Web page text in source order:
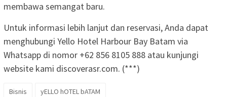
membawa semangat baru.
Untuk informasi lebih lanjut dan reservasi, Anda dapat
menghubungi Yello Hotel Harbour Bay Batam via
Whatsapp di nomor +62 856 8105 888 atau kunjungi
website kami discoverasr.com. (***)
Bisnis yELLO hOTEL bATAM